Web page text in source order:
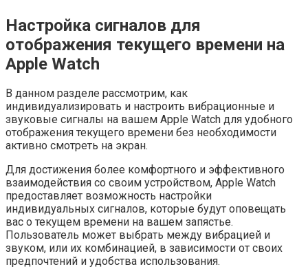
Настройка сигналов для
отображения текущего времени на
Apple Watch
В данном разделе рассмотрим, как
индивидуализировать и настроить вибрационные и
звуковые сигналы на вашем Apple Watch для удобного
отображения текущего времени без необходимости
активно смотреть на экран.
Для достижения более комфортного и эффективного
взаимодействия со своим устройством, Apple Watch
предоставляет возможность настройки
индивидуальных сигналов, которые будут оповещать
вас о текущем времени на вашем запястье.
Пользователь может выбрать между вибрацией и
звуком, или их комбинацией, в зависимости от своих
предпочтений и удобства использования.